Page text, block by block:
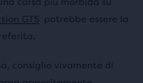
GTS potrebbe essere la
consiglio vivamente di